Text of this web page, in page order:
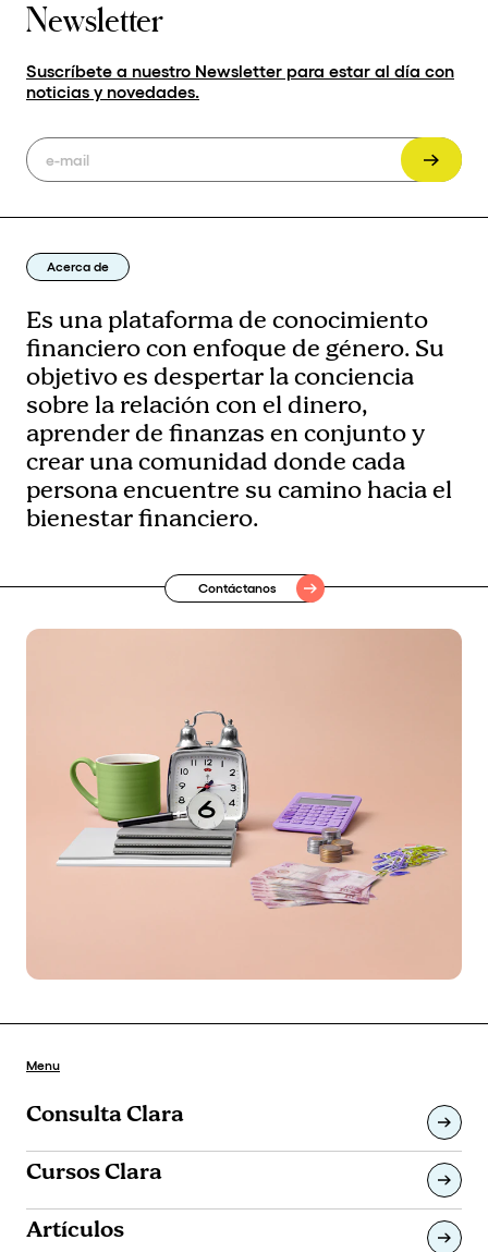
Newsletter
Suscríbete a nuestro Newsletter para estar al día con
noticias y novedades.
Acerca de
Es una plataforma de conocimiento
financiero con enfoque de género. Su
objetivo es despertar la conciencia
sobre la relación con el dinero,
aprender de finanzas en conjunto y
crear una comunidad donde cada
persona encuentre su camino hacia el
bienestar financiero.
Contáctanos
Menu
Consulta Clara
Cursos Clara
Artículos